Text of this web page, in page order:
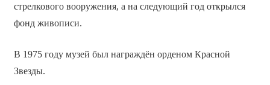
стрелкового вооружения, а на следующий год открылся
фонд живописи.
В 1975 году музей был награждён орденом Красной
Звезды.